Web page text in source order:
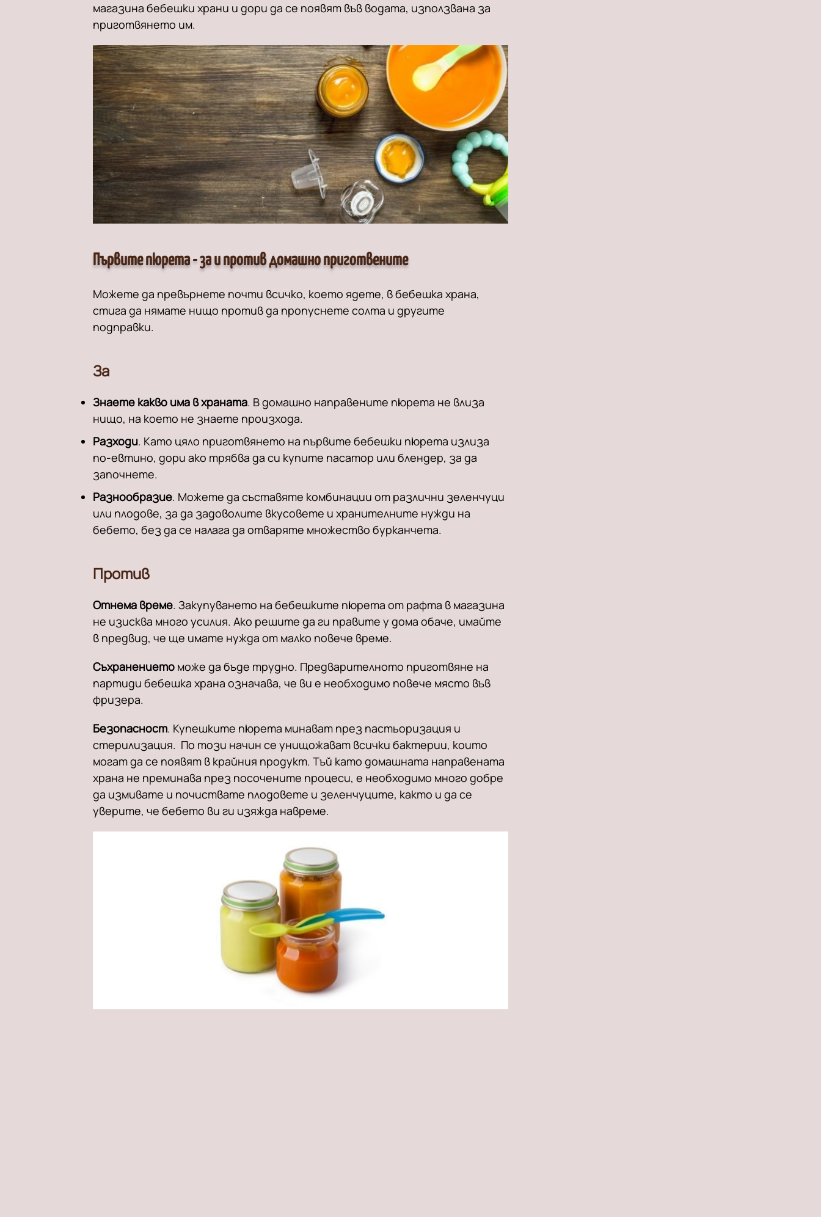
магазина бебешки храни и дори да се появят във водата, използвана за
приготвянето им.
Първите пюрета - за и против домашно приготвените
Можете да превърнете почти всичко, което ядете, в бебешка храна,
стига да нямате нищо против да пропуснете солта и другите
подправки.
За
Знаете какво има в храната. В домашно направените пюрета не влиза
нищо, на което не знаете произхода.
Разходи. Като цяло приготвянето на първите бебешки пюрета излиза
по-евтино, дори ако трябва да си купите пасатор или блендер, за да
започнете.
Разнообразие. Можете да съставяте комбинации от различни зеленчуци
или плодове, за да задоволите вкусовете и хранителните нужди на
бебето, без да се налага да отваряте множество бурканчета.
Против
Отнема време. Закупуването на бебешките пюрета от рафта в магазина
не изисква много усилия. Ако решите да ги правите у дома обаче, имайте
в предвид, че ще имате нужда от малко повече време.
Съхранениетоможе да бъде трудно. Предварителното приготвяне на
партиди бебешка храна означава, че ви е необходимо повече място във
фризера.
Безопасност. Купешките пюрета минават през пастьоризация и
стерилизация. По този начин се унищожават всички бактерии, които
могат да се появят в крайния продукт. Тъй като домашната направената
храна не преминава през посочените процеси, е необходимо много добре
да измивате и почиствате плодовете и зеленчуците, както и да се
уверите, че бебето ви ги изяжда навреме.